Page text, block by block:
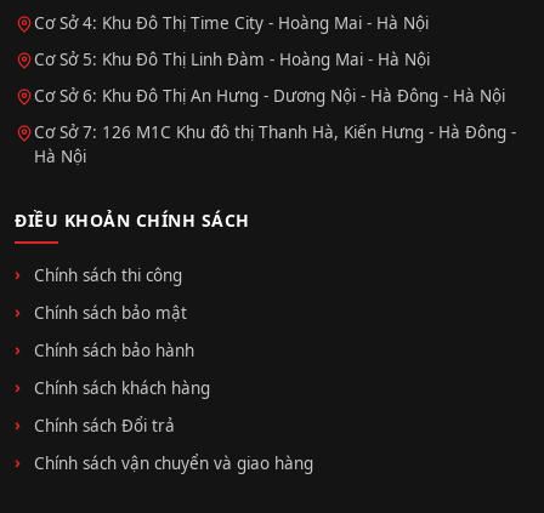
Cơ Sở 4: Khu Đô Thị Time City - Hoàng Mai - Hà Nội
Cơ Sở 5: Khu Đô Thị Linh Đàm - Hoàng Mai - Hà Nội
Cơ Sở 6: Khu Đô Thị An Hưng - Dương Nội - Hà Đông - Hà Nội
Cơ Sở 7: 126 M1C Khu đô thị Thanh Hà, Kiến Hưng - Hà Đông -
Hà Nội
ĐIỀU KHOẢN CHÍNH SÁCH
Chính sách thi công
Chính sách bảo mật
Chính sách bảo hành
Chính sách khách hàng
Chính sách Đổi trả
Chính sách vận chuyển và giao hàng